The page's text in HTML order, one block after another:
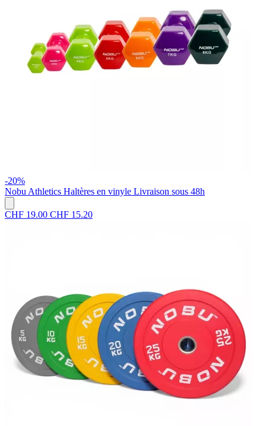
-20%
Nobu Athletics Haltères en vinyle Livraison sous 48h
CHF 19.00 CHF 15.20